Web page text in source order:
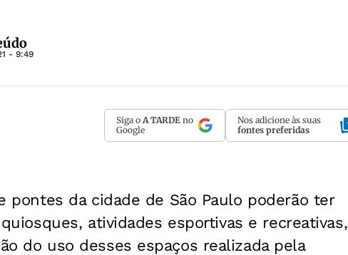
- 9:49
Siga o A TARDE no
Google
Nos adicione às suas
fontes preferidas
pontes da cidade de São Paulo poderão ter
atividades esportivas e recreativas,
do uso desses espaços realizada pela